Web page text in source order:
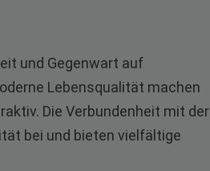
und Gegenwart auf
Lebensqualität machen
Die Verbundenheit mit der
bei und bieten vielfältige